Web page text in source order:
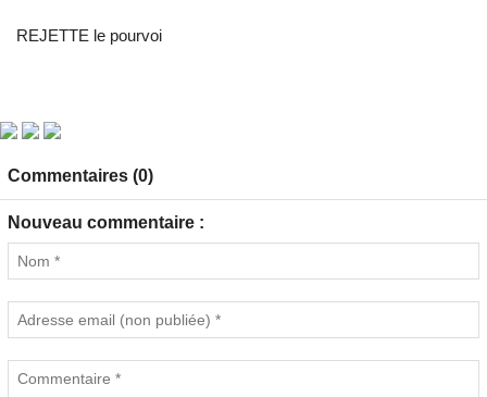
REJETTE le pourvoi
Commentaires (0)
Nouveau commentaire :